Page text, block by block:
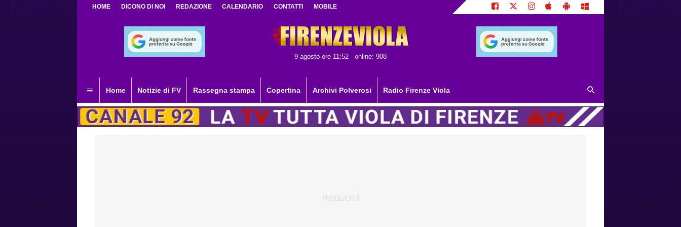
HOME DICONO DI NOI REDAZIONE CALENDARIO CONTATTI MOBILE
9 agosto ore 11:52 online: 908
Home Notizie di FV Rassegna stampa Copertina Archivi Polverosi Radio Firenze Viola